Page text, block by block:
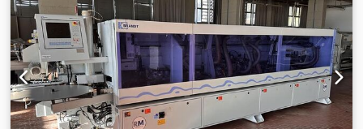
dokumentacija / priručnik